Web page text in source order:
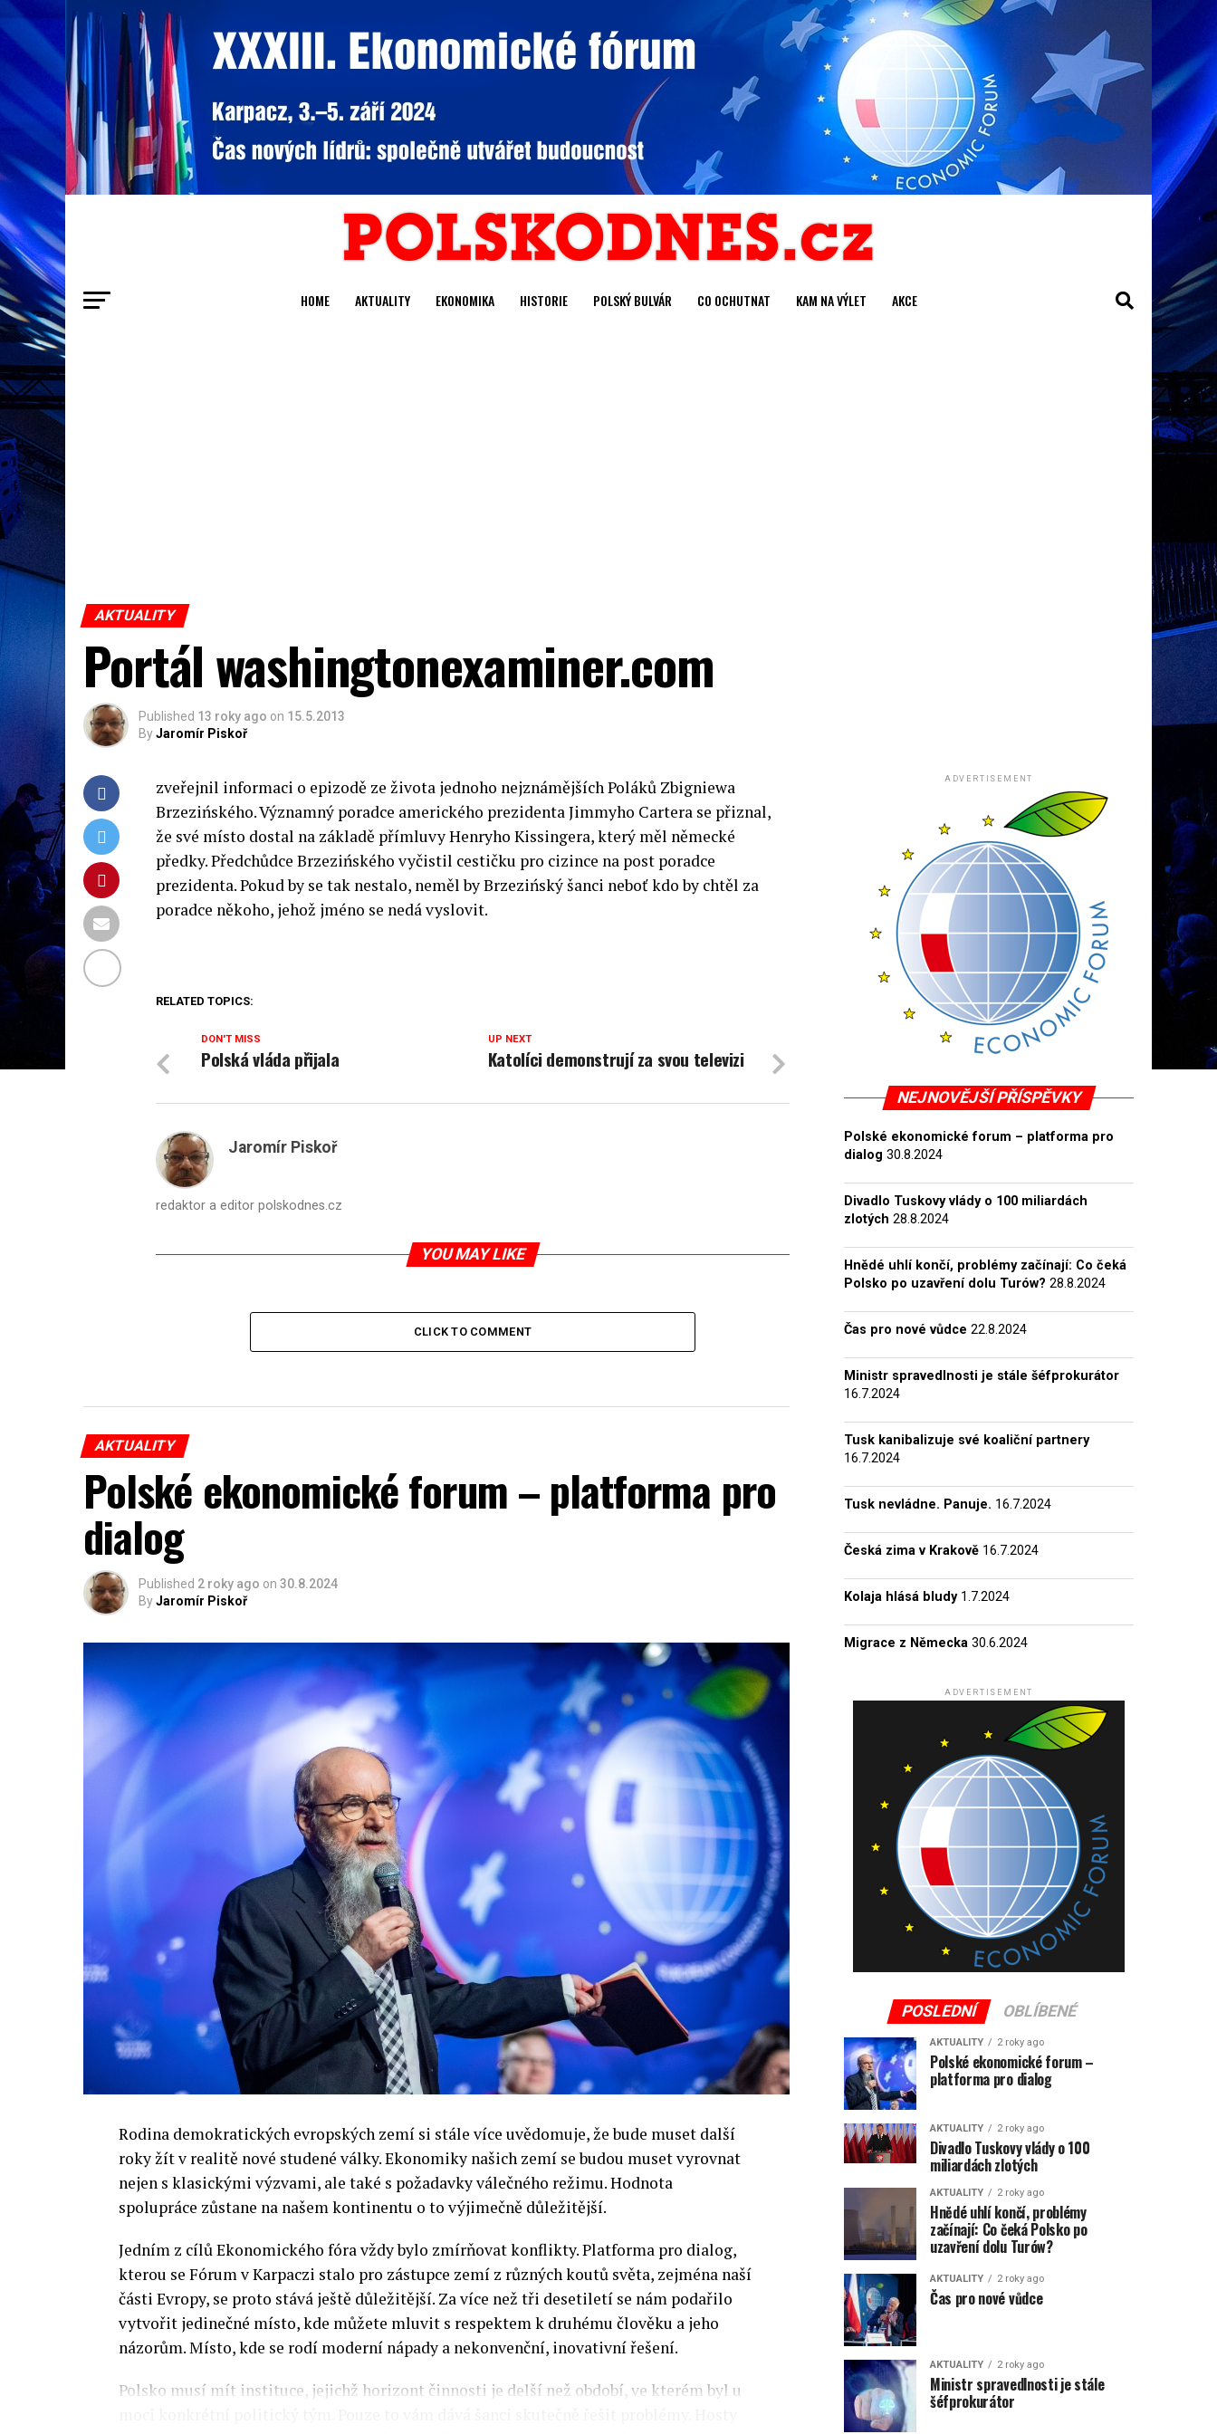
HOME AKTUALITY EKONOMIKA HISTORIE POLSKÝ BULVÁR CO OCHUTNAT KAM NA VÝLET AKCE
AKTUALITY
Portál washingtonexaminer.com
Published 13 roky ago on 15.5.2013
ByJaromír Piskoř
zveřejnil informaci o epizodě ze života jednoho nejznámějších Poláků Zbigniewa
Brzezińského. Významný poradce amerického prezidenta Jimmyho Cartera se přiznal,
že své místo dostal na základě přímluvy Henryho Kissingera, který měl německé
předky. Předchůdce Brzezińského vyčistil cestičku pro cizince na post poradce
prezidenta. Pokud by se tak nestalo, neměl by Brzezińský šanci neboť kdo by chtěl za
poradce někoho, jehož jméno se nedá vyslovit.
RELATED TOPICS:
UP NEXT
Katolíci demonstrují za svou televizi
DON'T MISS
Polská vláda přijala
Jaromír Piskoř
redaktor a editor polskodnes.cz
YOU MAY LIKE
CLICK TO COMMENT
AKTUALITY
Polské ekonomické forum – platforma pro
dialog
Published 2 roky ago on 30.8.2024
ByJaromír Piskoř
Rodina demokratických evropských zemí si stále více uvědomuje, že bude muset další
roky žít v realitě nové studené války. Ekonomiky našich zemí se budou muset vyrovnat
nejen s klasickými výzvami, ale také s požadavky válečného režimu. Hodnota
spolupráce zůstane na našem kontinentu o to výjimečně důležitější.
Jedním z cílů Ekonomického fóra vždy bylo zmírňovat konflikty. Platforma pro dialog,
kterou se Fórum v Karpaczi stalo pro zástupce zemí z různých koutů světa, zejména naší
části Evropy, se proto stává ještě důležitější. Za více než tři desetiletí se nám podařilo
vytvořit jedinečné místo, kde můžete mluvit s respektem k druhému člověku a jeho
názorům. Místo, kde se rodí moderní nápady a nekonvenční, inovativní řešení.
Polsko musí mít instituce, jejichž horizont činnosti je delší než období, ve kterém byl u
ADVERTISEMENT
NEJNOVĚJŠÍ PŘÍSPĚVKY
Polské ekonomické forum – platforma pro
dialog 30.8.2024
Divadlo Tuskovy vlády o 100 miliardách
zlotých 28.8.2024
Hnědé uhlí končí, problémy začínají: Co čeká
Polsko po uzavření dolu Turów? 28.8.2024
Čas pro nové vůdce 22.8.2024
Ministr spravedlnosti je stále šéfprokurátor
16.7.2024
Tusk kanibalizuje své koaliční partnery
16.7.2024
Tusk nevládne. Panuje. 16.7.2024
Česká zima v Krakově 16.7.2024
Kolaja hlásá bludy 1.7.2024
Migrace z Německa 30.6.2024
ADVERTISEMENT
POSLEDNÍ OBLÍBENÉ
AKTUALITY 2 roky ago
Polské ekonomické forum –
platforma pro dialog
AKTUALITY 2 roky ago
Divadlo Tuskovy vlády o 100
miliardách zlotých
AKTUALITY 2 roky ago
Hnědé uhlí končí, problémy
začínají: Co čeká Polsko po
uzavření dolu Turów?
AKTUALITY 2 roky ago
Čas pro nové vůdce
AKTUALITY 2 roky ago
Ministr spravedlnosti je stále
šéfprokurátor